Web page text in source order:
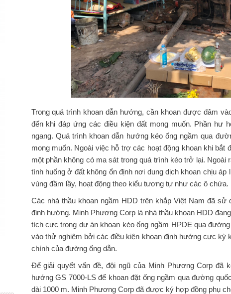
Trong quá trình khoan dẫn hướng, cần khoan được đâm
đến khi đáp ứng các điều kiện đất mong muốn. Phần hư
ngang. Quá trình khoan dẫn hướng kéo ống ngầm qua
mong muốn. Ngoài việc hỗ trợ các hoạt động khoan khi bắt
một phần không có ma sát trong quá trình kéo trở lại. Ngoài
tình huống ở đất không ổn định nơi dung dịch khoan chịu
vùng đầm lầy, hoạt động theo kiểu tương tự như các ô chứa.
Các nhà thầu khoan ngầm HDD trên khắp Việt Nam đã sử
định hướng. Minh Phương Corp là nhà thầu khoan HDD
tích cực trong dự án khoan kéo ống ngầm HPDE qua
vào thử nghiệm bởi các điều kiện khoan định hướng cực kỳ
chính của đường ống dẫn.
Để giải quyết vấn đề, đội ngũ của Minh Phương Corp đã
hướng GS 7000-LS để khoan đặt ống ngầm qua đường
dài 1000 m. Minh Phương Corp đã được ký hợp đồng phụ